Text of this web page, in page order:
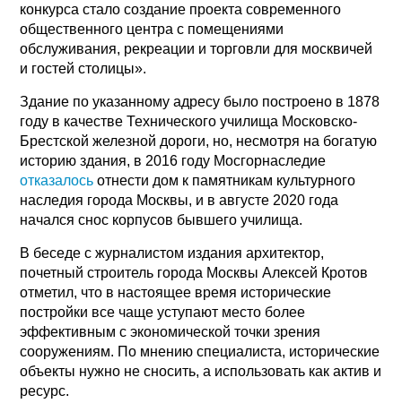
конкурса стало создание проекта современного
общественного центра с помещениями
обслуживания, рекреации и торговли для москвичей
и гостей столицы».
Здание по указанному адресу было построено в 1878
году в качестве Технического училища Московско-
Брестской железной дороги, но, несмотря на богатую
историю здания, в 2016 году Мосгорнаследие
отказалось отнести дом к памятникам культурного
наследия города Москвы, и в августе 2020 года
начался снос корпусов бывшего училища.
В беседе с журналистом издания архитектор,
почетный строитель города Москвы Алексей Кротов
отметил, что в настоящее время исторические
постройки все чаще уступают место более
эффективным с экономической точки зрения
сооружениям. По мнению специалиста, исторические
объекты нужно не сносить, а использовать как актив и
ресурс.